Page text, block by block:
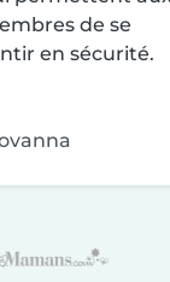
de se
en sécurité.